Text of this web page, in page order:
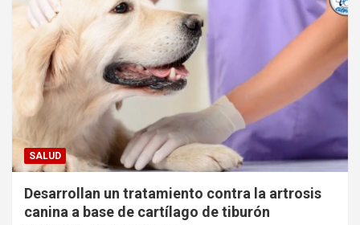
SALUD
Desarrollan un tratamiento contra la artrosis
canina a base de cartílago de tiburón